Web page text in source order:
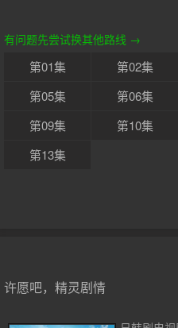
有问题先尝试换其他路线 →
第01集 第02集
第05集
第06集
第09集
第10集
第13集
许愿吧，精灵剧情